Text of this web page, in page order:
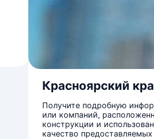
Красноярский
Получите подробную
или компаний,
конструкции и
качество предоставляемых